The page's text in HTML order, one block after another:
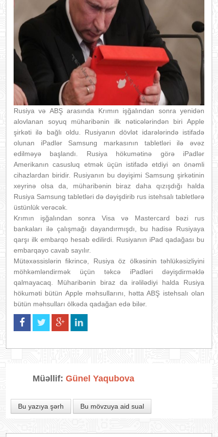
Rusiya və ABŞ arasında Krımın işğalından sonra yenidən
alovlanan soyuq müharibənin ilk nəticələrindən biri Apple
şirkəti ilə bağlı oldu. Rusiyanın dövlət idarələrində istifadə
olunan iPadlər Samsung markasının tabletləri ilə əvəz
edilməyə başlandı. Rusiya hökumətinə görə iPadlər
Amerikanın casusluq etmək üçün istifadə etdiyi ən önəmli
cihazlardan biridir. Rusiyanın bu dəyişimi Samsung şirkətinin
xeyrinə olsa da, müharibənin biraz daha qızışdığı halda
Rusiya Samsung tabletləri də dəyişdirib rus istehsalı tabletlərə
üstünlük verəcək.
Krımın işğalından sonra Visa və Mastercard bəzi rus
bankaları ilə çalışmağı dayandırmışdı, bu hadisə Rusiyaya
qarşı ilk embarqo hesab edilirdi. Rusiyanın iPad qadağası bu
embarqayo cavab sayılır.
Mütəxəssislərin fikrincə, Rusiya öz ölkəsinin təhlükəsizliyini
möhkəmləndirmək üçün təkcə iPadləri dəyişdirməklə
qalmayacaq. Müharibənin biraz da irəlilədiyi halda Rusiya
hökuməti bütün Apple məhsullarını, hətta ABŞ istehsalı olan
bütün məhsulları ölkəda qadağan edə bilər.
Müəllif: Günel Yaqubova
Bu yazıya şərh Bu mövzuya aid sual